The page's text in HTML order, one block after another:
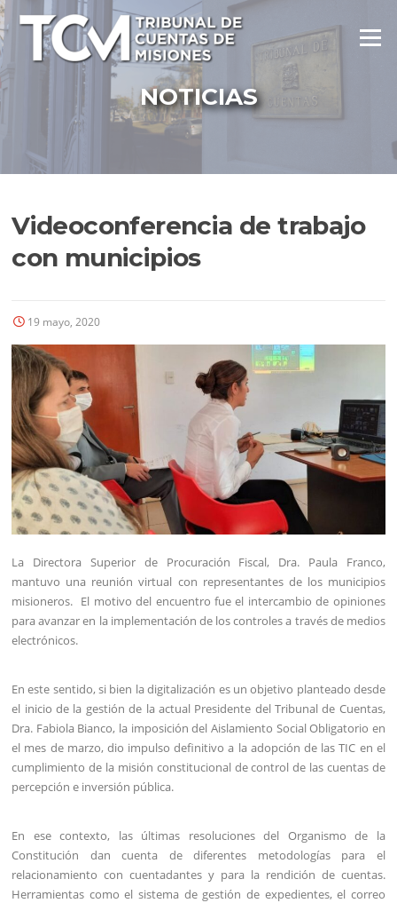
Ir
al
contenido
Menú
NOTICIAS
Videoconferencia de trabajo
con municipios
19 mayo, 2020
La Directora Superior de Procuración Fiscal, Dra. Paula Franco,
mantuvo una reunión virtual con representantes de los municipios
misioneros. El motivo del encuentro fue el intercambio de opiniones
para avanzar en la implementación de los controles a través de medios
electrónicos.
En este sentido, si bien la digitalización es un objetivo planteado desde
el inicio de la gestión de la actual Presidente del Tribunal de Cuentas,
Dra. Fabiola Bianco, la imposición del Aislamiento Social Obligatorio en
el mes de marzo, dio impulso definitivo a la adopción de las TIC en el
cumplimiento de la misión constitucional de control de las cuentas de
percepción e inversión pública.
En ese contexto, las últimas resoluciones del Organismo de la
Constitución dan cuenta de diferentes metodologías para el
relacionamiento con cuentadantes y para la rendición de cuentas.
Herramientas como el sistema de gestión de expedientes, el correo